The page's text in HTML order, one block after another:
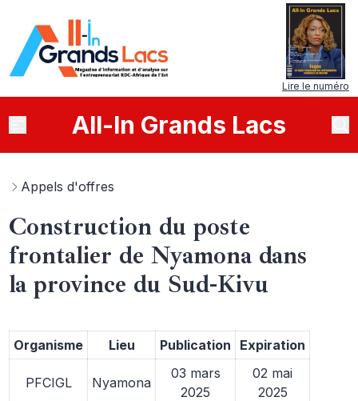
Lire le numéro
All-In Grands Lacs
appels d'offres
Construction du poste
frontalier de Nyamona dans
la province du Sud-Kivu
Organisme Lieu Publication Expiration
PFCIGL Nyamona
03 mars
2025
02 mai
2025